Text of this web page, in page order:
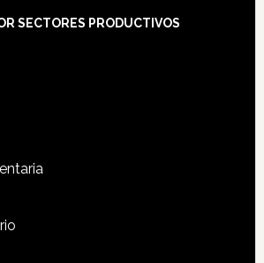
SECTORES PRODUCTIVOS